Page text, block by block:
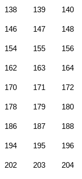
138 139 140
146 147 148
154 155 156
162 163 164
170 171 172
178 179 180
186 187 188
194 195 196
202 203 204